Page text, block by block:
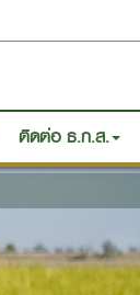
ติดต่อ ธ.ก.ส.